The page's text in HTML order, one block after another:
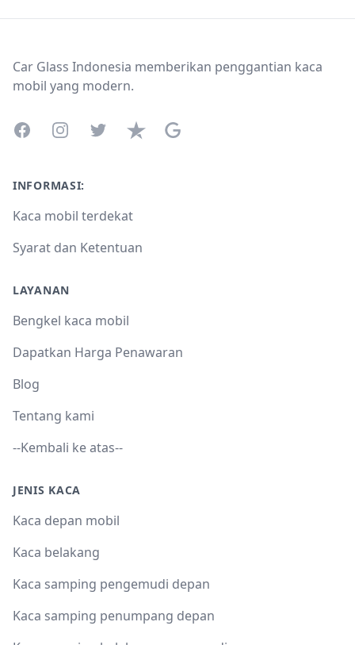
Car Glass Indonesia memberikan penggantian kaca
mobil yang modern.
FacebookInstagramTwitterTrustpilotGoogle Business Profile
INFORMASI:
Kaca mobil terdekat
Syarat dan Ketentuan
LAYANAN
Bengkel kaca mobil
Dapatkan Harga Penawaran
Blog
Tentang kami
--Kembali ke atas--
JENIS KACA
Kaca depan mobil
Kaca belakang
Kaca samping pengemudi depan
Kaca samping penumpang depan